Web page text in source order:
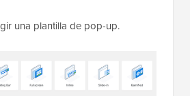
una plantilla de pop-up.